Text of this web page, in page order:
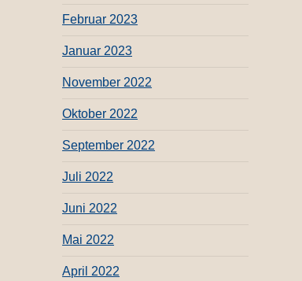
Februar 2023
Januar 2023
November 2022
Oktober 2022
September 2022
Juli 2022
Juni 2022
Mai 2022
April 2022